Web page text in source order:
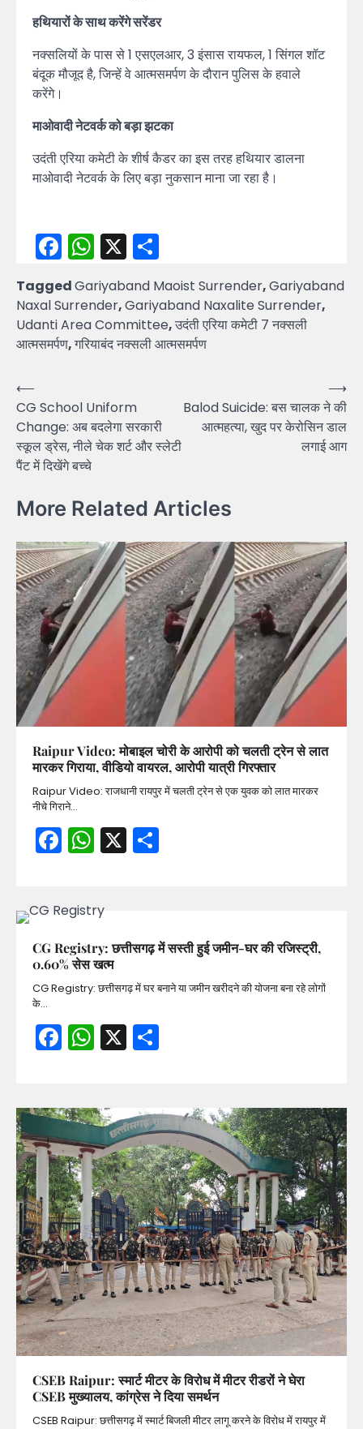
हथियारों के साथ करेंगे सरेंडर
नक्सलियों के पास से 1 एसएलआर, 3 इंसास रायफल, 1 सिंगल शॉट
बंदूक मौजूद है, जिन्हें वे आत्मसमर्पण के दौरान पुलिस के हवाले
करेंगे।
माओवादी नेटवर्क को बड़ा झटका
उदंती एरिया कमेटी के शीर्ष कैडर का इस तरह हथियार डालना
माओवादी नेटवर्क के लिए बड़ा नुकसान माना जा रहा है।
Facebook
WhatsApp
X
TaggedGariyaband Maoist Surrender,Gariyaband
Naxal Surrender,Gariyaband Naxalite Surrender,
Udanti Area Committee,उदंती एरिया कमेटी 7 नक्सली
आत्मसमर्पण,गरियाबंद नक्सली आत्मसमर्पण
Post
navigation
⟵
CG School Uniform
Change: अब बदलेगा सरकारी
स्कूल ड्रेस, नीले चेक शर्ट और स्लेटी
पैंट में दिखेंगे बच्चे
Balod Suicide: बस चालक ने की
आत्महत्या, खुद पर केरोसिन डाल
लगाई आग
⟶
More Related Articles
Raipur Video: मोबाइल चोरी के आरोपी को चलती ट्रेन से लात
मारकर गिराया, वीडियो वायरल, आरोपी यात्री गिरफ्तार
Raipur Video: राजधानी रायपुर में चलती ट्रेन से एक युवक को लात मारकर
नीचे गिराने…
Facebook
WhatsApp
X
CG Registry: छत्तीसगढ़ में सस्ती हुई जमीन-घर की रजिस्ट्री,
0.60% सेस खत्म
CG Registry: छत्तीसगढ़ में घर बनाने या जमीन खरीदने की योजना बना रहे लोगों
के…
Facebook
WhatsApp
X
CSEB Raipur: स्मार्ट मीटर के विरोध में मीटर रीडरों ने घेरा
CSEB मुख्यालय, कांग्रेस ने दिया समर्थन
CSEB Raipur: छत्तीसगढ़ में स्मार्ट बिजली मीटर लागू करने के विरोध में रायपुर में